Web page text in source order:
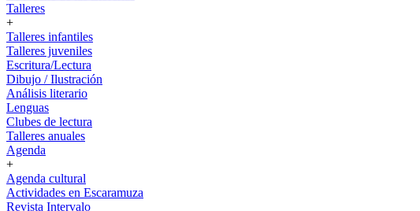
Talleres
+
Talleres infantiles
Talleres juveniles
Escritura/Lectura
Dibujo / Ilustración
Análisis literario
Lenguas
Clubes de lectura
Talleres anuales
Agenda
+
Agenda cultural
Actividades en Escaramuza
Revista Intervalo